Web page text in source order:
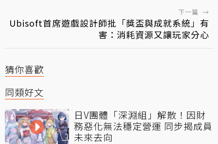
下一篇 →
Ubisoft首席遊戲設計師批「獎盃與成就系統」有
害：消耗資源又讓玩家分心
猜你喜歡
同類好文
日V團體「深淵組」解散！因財
務惡化無法穩定營運 同步揭成員
未來去向